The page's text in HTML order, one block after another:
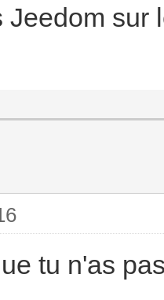
Jeedom
tu n'as